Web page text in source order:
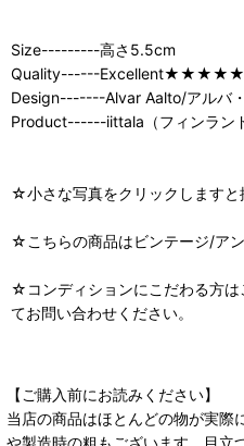
Size---------高さ5.5cm
Quality------Excellent★★★★★
Design-------Alvar Aalto/アルバ
Product------iittala（フィンラン
☆小さな写真をクリックしますと
☆こちらの商品はビンテージ/アン
☆コンディションにこだわる方は
てお問い合わせください。
【ご購入前にお読みください】
当店の商品はほとんどの物が実際
や製造時の粗もございます。目立